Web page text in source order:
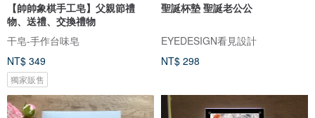
【帥帥象棋手工皂】父親節禮
物、送禮、交換禮物
干皂-手作台味皂
NT$ 349
獨家販售
聖誕杯墊 聖誕老公公
EYEDESIGN看見設計
NT$ 298